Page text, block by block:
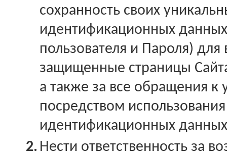
сохранность своих
идентификационных
пользователя и Пароля) для
защищенные страницы
а также за все обращения к
посредством
идентификационных
2. Нести ответственность за